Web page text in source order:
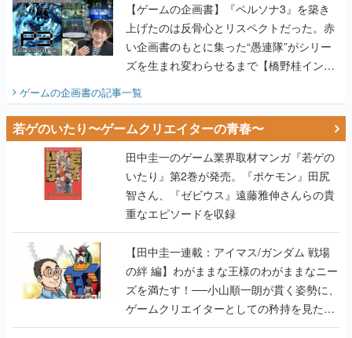
【ゲームの企画書】『ペルソナ3』を築き
上げたのは反骨心とリスペクトだった。赤
い企画書のもとに集った“愚連隊”がシリー
ズを生まれ変わらせるまで【橋野桂インタ
ビュー】
ゲームの企画書の記事一覧
若ゲのいたり〜ゲームクリエイターの青春〜
田中圭一のゲーム業界取材マンガ『若ゲの
いたり』第2巻が発売。『ポケモン』田尻
智さん、『ゼビウス』遠藤雅伸さんらの貴
重なエピソードを収録
【田中圭一連載：アイマス/ガンダム 戦場
の絆 編】わがままな王様のわがままなニー
ズを満たす！──小山順一朗が貫く姿勢に、
ゲームクリエイターとしての矜持を見た
【若ゲのいたり最終回】